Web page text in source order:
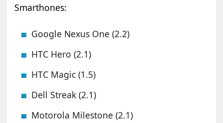
Smarthones:
Google Nexus One (2.2)
HTC Hero (2.1)
HTC Magic (1.5)
Dell Streak (2.1)
Motorola Milestone (2.1)